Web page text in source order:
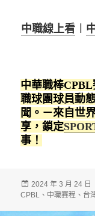
中職線上看
中華職棒CPBL
職球團球員動
聞。－來自世
享，鎖定
事！
發
佈
2024 年 3 月 24 日
CPBL 、 中職賽程 、 台